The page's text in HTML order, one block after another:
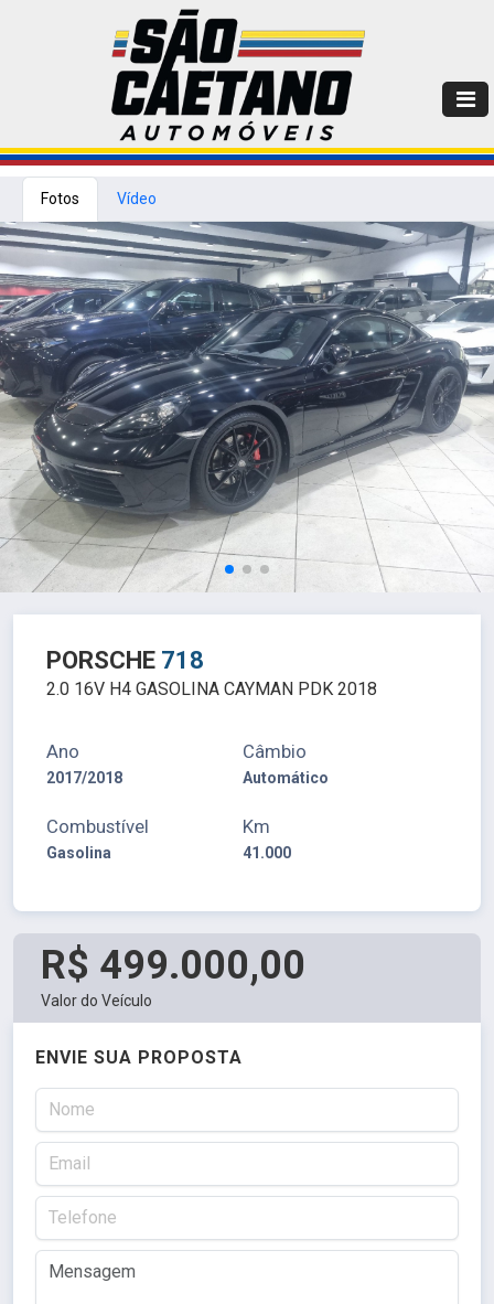
Fotos Vídeo
PORSCHE 718
2.0 16V H4 GASOLINA CAYMAN PDK 2018
Ano
2017/2018
Câmbio
Automático
Combustível
Gasolina
Km
41.000
R$ 499.000,00
Valor do Veículo
ENVIE SUA PROPOSTA